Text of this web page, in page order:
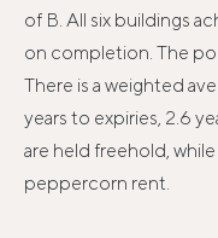
of B. All six buildings
on completion. The
There is a weighted
years to expiries, 2.6
are held freehold,
peppercorn rent.